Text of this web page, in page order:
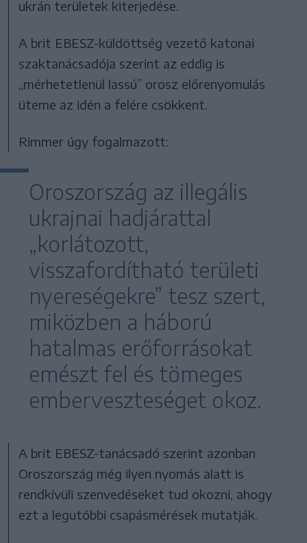
ukrán területek kiterjedése.
A brit EBESZ-küldöttség vezető katonai
szaktanácsadója szerint az eddig is
„mérhetetlenül lassú” orosz előrenyomulás
üteme az idén a felére csökkent.
Rimmer úgy fogalmazott:
Oroszország az illegális
ukrajnai hadjárattal
„korlátozott,
visszafordítható területi
nyereségekre” tesz szert,
miközben a háború
hatalmas erőforrásokat
emészt fel és tömeges
emberveszteséget okoz.
A brit EBESZ-tanácsadó szerint azonban
Oroszország még ilyen nyomás alatt is
rendkívüli szenvedéseket tud okozni, ahogy
ezt a legutóbbi csapásmérések mutatják.